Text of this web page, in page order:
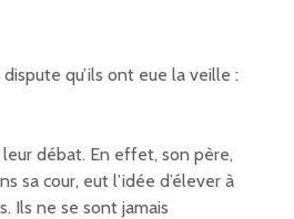
qu’ils ont eue la veille :
débat. En effet, son père,
sa cour, eut l’idée d’élever à
Ils ne se sont jamais